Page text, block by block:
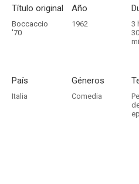
Título original
Boccaccio
'70
Año
1962
3
30
País
Italia
Géneros
Comedia